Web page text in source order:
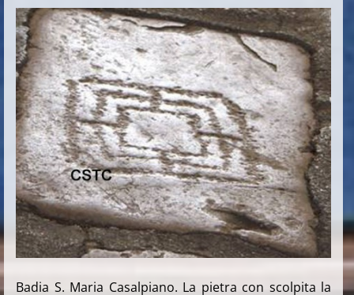
Badia S. Maria Casalpiano. La pietra con scolpita la